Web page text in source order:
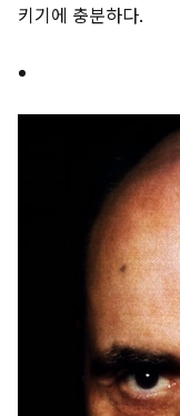
키기에 충분하다.